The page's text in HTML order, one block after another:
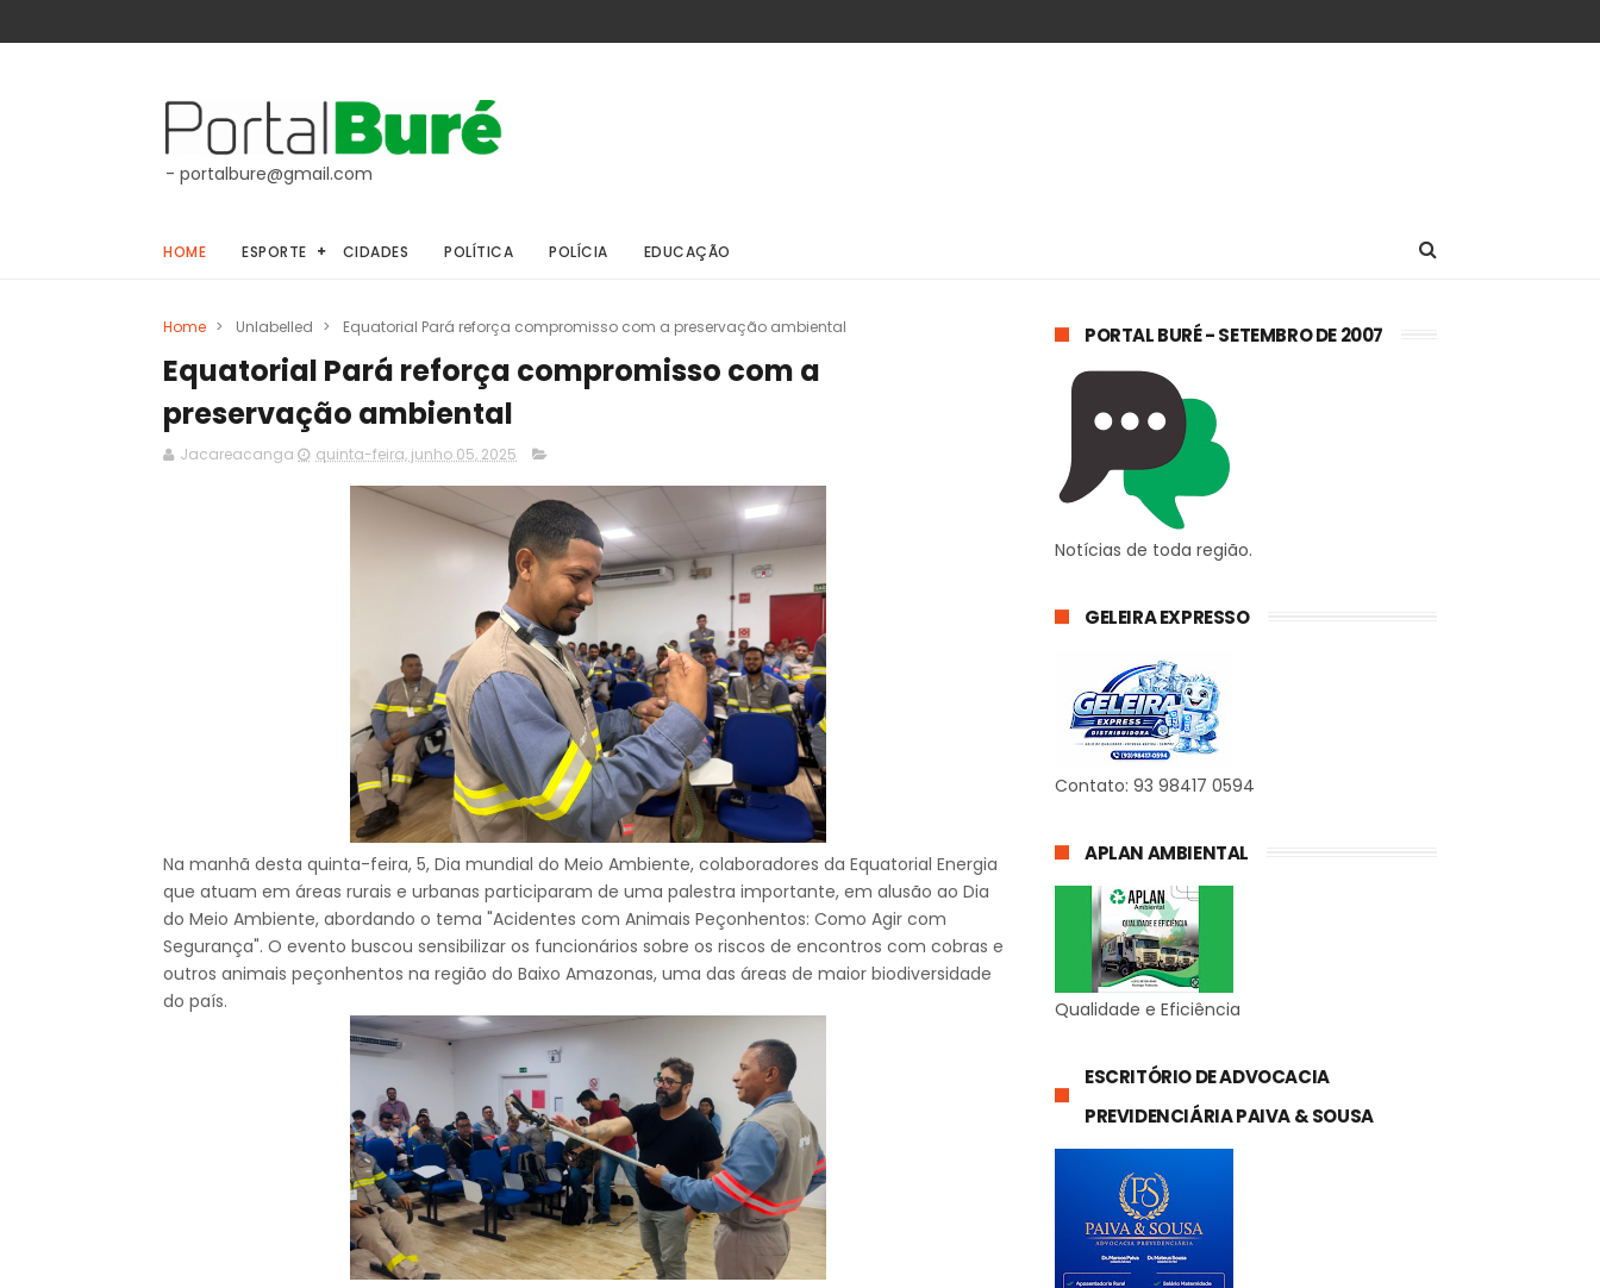
- portalbure@gmail.com
HOME ESPORTE CIDADES POLÍTICA POLÍCIA EDUCAÇÃO
Home > Unlabelled > Equatorial Pará reforça compromisso com a preservação ambiental
Equatorial Pará reforça compromisso com a
preservação ambiental
Jacareacanga quinta-feira, junho 05, 2025
Na manhã desta quinta-feira, 5, Dia mundial do Meio Ambiente, colaboradores da Equatorial Energia
que atuam em áreas rurais e urbanas participaram de uma palestra importante, em alusão ao Dia
do Meio Ambiente, abordando o tema "Acidentes com Animais Peçonhentos: Como Agir com
Segurança". O evento buscou sensibilizar os funcionários sobre os riscos de encontros com cobras e
outros animais peçonhentos na região do Baixo Amazonas, uma das áreas de maior biodiversidade
do país.
PORTAL BURÉ - SETEMBRO DE 2007
Notícias de toda região.
GELEIRA EXPRESSO
Contato: 93 98417 0594
APLAN AMBIENTAL
Qualidade e Eficiência
ESCRITÓRIO DE ADVOCACIA
PREVIDENCIÁRIA PAIVA & SOUSA